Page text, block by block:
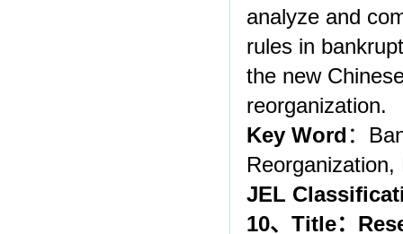
analyze and
rules in
the new
reorganization.
Key Word ：
Reorganization,
JEL
10、 Title：